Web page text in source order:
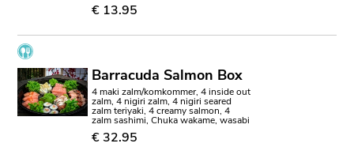
€ 13.95
Barracuda Salmon Box
4 maki zalm/komkommer, 4 inside out
zalm, 4 nigiri zalm, 4 nigiri seared
zalm teriyaki, 4 creamy salmon, 4
zalm sashimi, Chuka wakame, wasabi
€ 32.95